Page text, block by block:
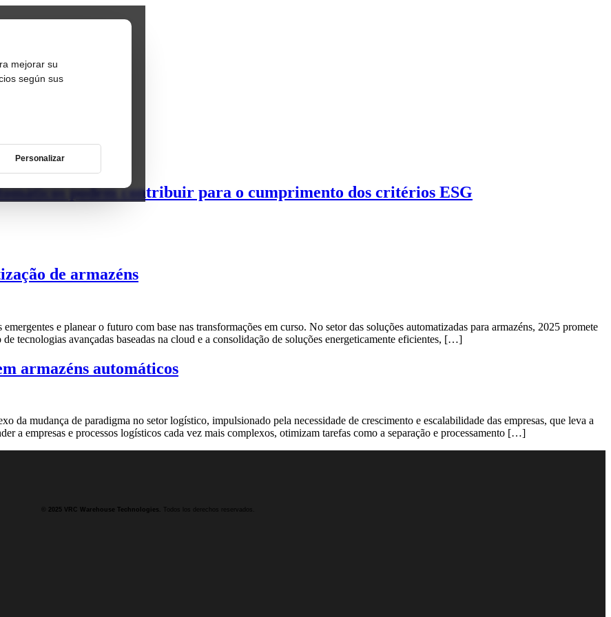
mejorar su
según sus
Personalizar
podem contribuir para o cumprimento dos critérios ESG
de armazéns
e planear o futuro com base nas transformações em curso. No setor das soluções automatizadas para armazéns, 2025 promete
tecnologias avançadas baseadas na cloud e a consolidação de soluções energeticamente eficientes, […]
armazéns automáticos
da mudança de paradigma no setor logístico, impulsionado pela necessidade de crescimento e escalabilidade das empresas, que leva a
a empresas e processos logísticos cada vez mais complexos, otimizam tarefas como a separação e processamento […]
© 2025 VRC Warehouse Technologies. Todos los derechos reservados.